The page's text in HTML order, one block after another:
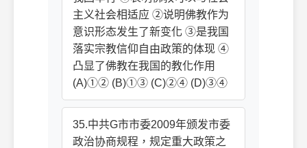
主义社会相适应 ②说明佛教作为
意识形态发生了新变化 ③是我国
落实宗教信仰自由政策的体现 ④
凸显了佛教在我国的教化作用
(A)①② (B)①③ (C)②④ (D)③④
35.中共G市市委2009年颁发市委
政治协商规程，规定重大政策之